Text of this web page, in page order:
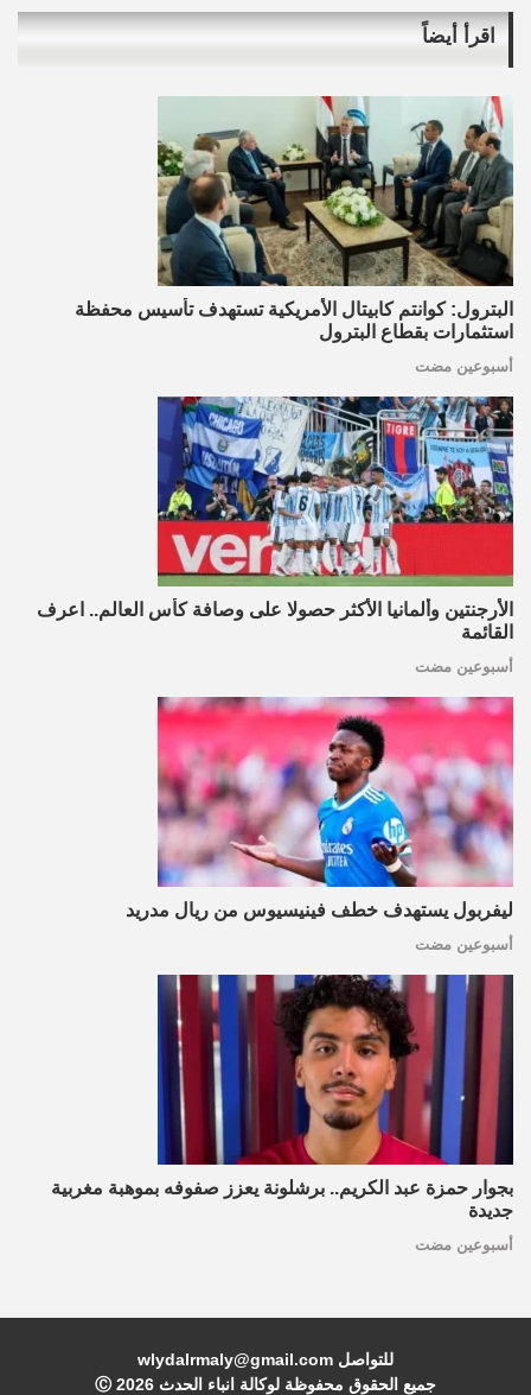
اقرأ أيضاً
البترول: كوانتم كابيتال الأمريكية تستهدف تأسيس محفظة
استثمارات بقطاع البترول
أسبوعين مضت
الأرجنتين وألمانيا الأكثر حصولا على وصافة كأس العالم.. اعرف
القائمة
أسبوعين مضت
ليفربول يستهدف خطف فينيسيوس من ريال مدريد
أسبوعين مضت
بجوار حمزة عبد الكريم.. برشلونة يعزز صفوفه بموهبة مغربية
جديدة
أسبوعين مضت
للتواصل wlydalrmaly@gmail.com
جميع الحقوق محفوظة لوكالة انباء الحدث Ⓒ 2026